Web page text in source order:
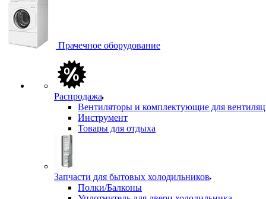
Прачечное оборудование
Распродажа
Вентиляторы и комплектующие для
Инструмент
Товары для отдыха
Запчасти для бытовых холодильников
Полки/Балконы